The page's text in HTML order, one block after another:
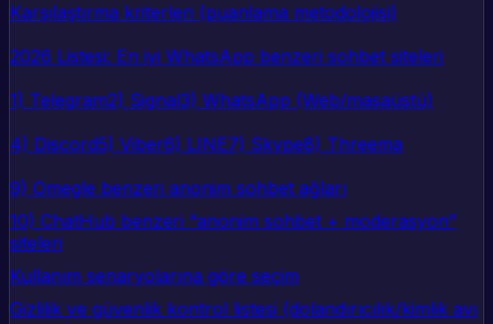
Karşılaştırma kriterleri (puanlama metodolojisi)
2026 Listesi: En iyi WhatsApp benzeri sohbet siteleri
1) Telegram2) Signal3) WhatsApp (Web/masaüstü)
4) Discord5) Viber6) LINE7) Skype8) Threema
9) Omegle benzeri anonim sohbet ağları
10) ChatHub benzeri “anonim sohbet + moderasyon”
siteleri
Kullanım senaryolarına göre seçim
Gizlilik ve güvenlik kontrol listesi (dolandırıcılık/kimlik avı